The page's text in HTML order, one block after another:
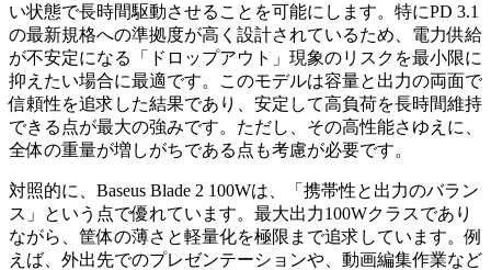
い状態で長時間駆動させることを可能にします。特にPD 3.1
の最新規格への準拠度が高く設計されているため、電力供給
が不安定になる「ドロップアウト」現象のリスクを最小限に
抑えたい場合に最適です。このモデルは容量と出力の両面で
信頼性を追求した結果であり、安定して高負荷を長時間維持
できる点が最大の強みです。ただし、その高性能さゆえに、
全体の重量が増しがちである点も考慮が必要です。
対照的に、Baseus Blade 2 100Wは、「携帯性と出力のバラン
ス」という点で優れています。最大出力100Wクラスであり
ながら、筐体の薄さと軽量化を極限まで追求しています。例
えば、外出先でのプレゼンテーションや、動画編集作業など